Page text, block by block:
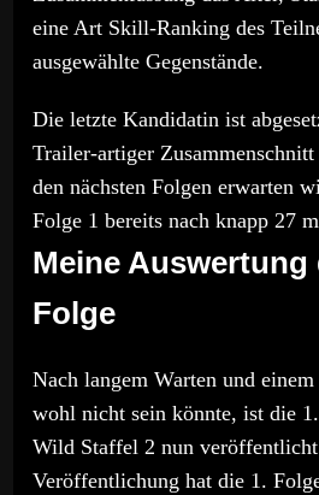
eine Art Skill-Ranking des
ausgewählte Gegenstände.
Die letzte Kandidatin ist
Trailer-artiger
den nächsten Folgen erwarten
Folge 1 bereits nach knapp 27
Meine Auswertung
Folge
Nach langem Warten und
wohl nicht sein könnte, ist die
Wild Staffel 2 nun
Veröffentlichung hat die 1.